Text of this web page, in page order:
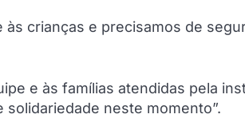
crianças e precisamos de
e às famílias atendidas pela
neste momento”.